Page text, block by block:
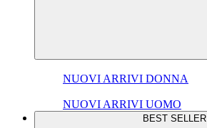
NUOVI ARRIVI DONNA
NUOVI ARRIVI UOMO
BEST SELLER